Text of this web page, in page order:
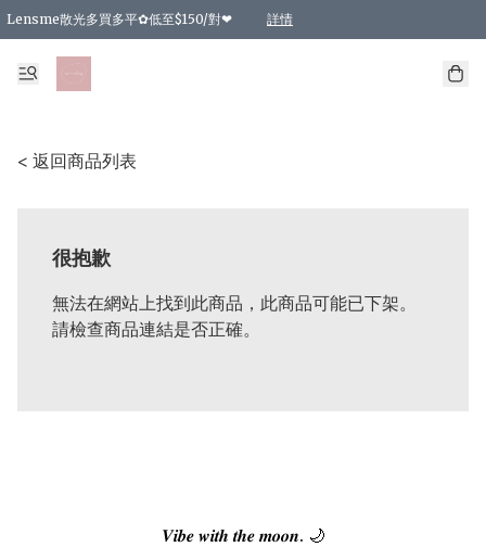
Lensme散光多買多平✿低至$150/對❤ 詳情
台灣Karacon⁩✧日拋 特價清貨❁⃘
日本韓國多款日/月拋現貨☼ 特價❤︎數量有限 售完即止
🇰🇷韓國多款月拋現貨 特價兩對$99✿數量有限 售完即止♫
精選商品，任選買2件或以上9 折；買4件或以上85 折；買6件或以上8 折
精選商品，任選買2件HKD 140.00；買4件HKD 260.00
精選商品，任選買2件HKD 190.00；買4件HKD 360.00
精選商品，任選買2件HKD 110.00；買4件HKD 180.00
精選商品，任選買2件HKD 170.00；買4件HKD 320.00
精選商品，任選買2件或以上減HKD 148.00
精選商品，任選買2件或以上減HKD 148.00
精選商品，任選買2件或以上95 折；買4件或以上9 折；買6件或以上85 折；買8件
精選商品，任選買12件或以上87 折
精選商品，任選買2件或以上減HKD 16.00；買4件或以上減HKD 32.00；買6
精選商品，任選買2件或以上95 折；買4件或以上9 折；買8件或以上85 折；買12
購物滿 HKD 800.00即享免運費優惠！（適用於 特定的送貨方式 )
< 返回商品列表
很抱歉
無法在網站上找到此商品，此商品可能已下架。
請檢查商品連結是否正確。
𝑽𝒊𝒃𝒆 𝒘𝒊𝒕𝒉 𝒕𝒉𝒆 𝒎𝒐𝒐𝒏. 🌙